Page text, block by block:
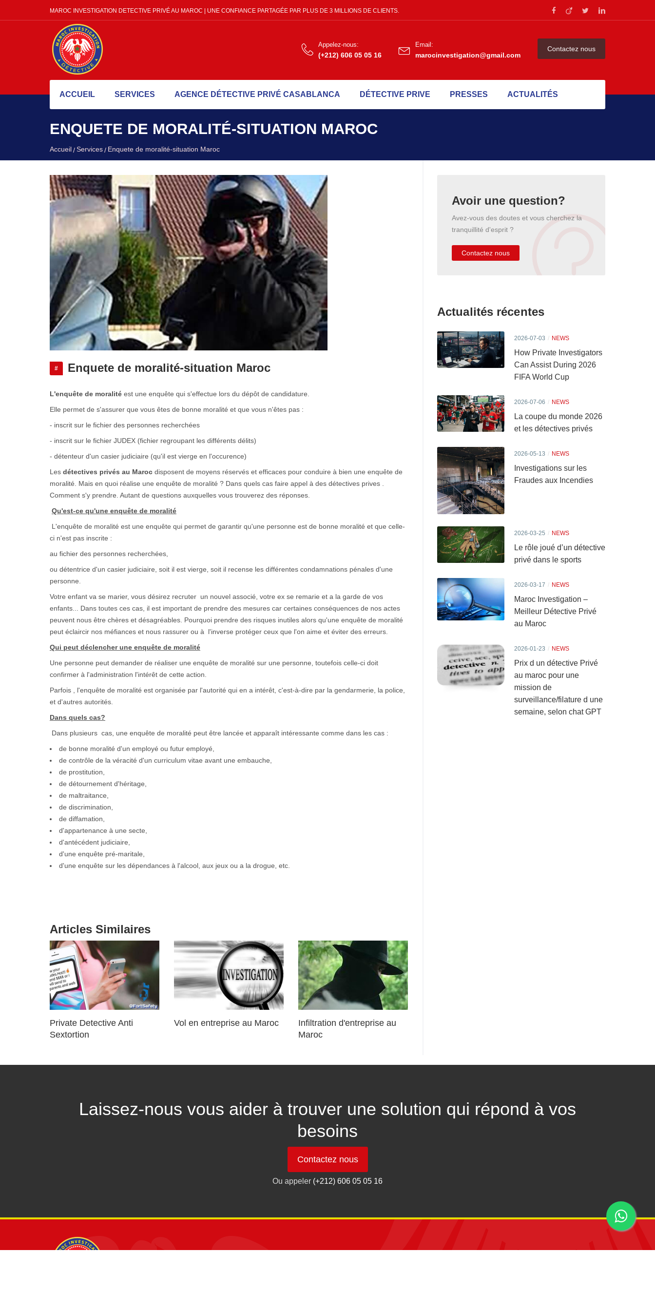
MAROC INVESTIGATION DETECTIVE PRIVÉ AU MAROC | UNE CONFIANCE PARTAGÉE PAR PLUS DE 3 MILLIONS DE CLIENTS.
Appelez-nous:
(+212) 606 05 05 16
Email:
marocinvestigation@gmail.com
Contactez nous
ACCUEIL SERVICES AGENCE DÉTECTIVE PRIVÉ CASABLANCA DÉTECTIVE PRIVE PRESSES ACTUALITÉS
ENQUETE DE MORALITÉ-SITUATION MAROC
Accueil Services Enquete de moralité-situation Maroc
# Enquete de moralité-situation Maroc
L'enquête de moralité est une enquête qui s'effectue lors du dépôt de candidature.
Elle permet de s'assurer que vous êtes de bonne moralité et que vous n'êtes pas :
- inscrit sur le fichier des personnes recherchées
- inscrit sur le fichier JUDEX (fichier regroupant les différents délits)
- détenteur d'un casier judiciaire (qu'il est vierge en l'occurence)
Les détectives privés au Maroc disposent de moyens réservés et efficaces pour conduire à bien une enquête de
moralité. Mais en quoi réalise une enquête de moralité ? Dans quels cas faire appel à des détectives prives .
Comment s'y prendre. Autant de questions auxquelles vous trouverez des réponses.
Qu'est-ce qu'une enquête de moralité
L'enquête de moralité est une enquête qui permet de garantir qu'une personne est de bonne moralité et que celle-
ci n'est pas inscrite :
au fichier des personnes recherchées,
ou détentrice d'un casier judiciaire, soit il est vierge, soit il recense les différentes condamnations pénales d'une
personne.
Votre enfant va se marier, vous désirez recruter un nouvel associé, votre ex se remarie et a la garde de vos
enfants... Dans toutes ces cas, il est important de prendre des mesures car certaines conséquences de nos actes
peuvent nous être chères et désagréables. Pourquoi prendre des risques inutiles alors qu'une enquête de moralité
peut éclaircir nos méfiances et nous rassurer ou à l'inverse protéger ceux que l'on aime et éviter des erreurs.
Qui peut déclencher une enquête de moralité
Une personne peut demander de réaliser une enquête de moralité sur une personne, toutefois celle-ci doit
confirmer à l'administration l'intérêt de cette action.
Parfois , l'enquête de moralité est organisée par l'autorité qui en a intérêt, c'est-à-dire par la gendarmerie, la police,
et d'autres autorités.
Dans quels cas?
Dans plusieurs cas, une enquête de moralité peut être lancée et apparaît intéressante comme dans les cas :
de bonne moralité d'un employé ou futur employé,
de contrôle de la véracité d'un curriculum vitae avant une embauche,
de prostitution,
de détournement d'héritage,
de maltraitance,
de discrimination,
de diffamation,
d'appartenance à une secte,
d'antécédent judiciaire,
d'une enquête pré-maritale,
d'une enquête sur les dépendances à l'alcool, aux jeux ou a la drogue, etc.
Articles Similaires
Private Detective Anti
Sextortion
Vol en entreprise au Maroc
Infiltration d'entreprise au
Maroc
Avoir une question?
Avez-vous des doutes et vous cherchez la
tranquillité d'esprit ?
Contactez nous
Actualités récentes
2026-07-03 NEWS
How Private Investigators
Can Assist During 2026
FIFA World Cup
2026-07-06 NEWS
La coupe du monde 2026
et les détectives privés
2026-05-13 NEWS
Investigations sur les
Fraudes aux Incendies
2026-03-25 NEWS
Le rôle joué d’un détective
privé dans le sports
2026-03-17 NEWS
Maroc Investigation –
Meilleur Détective Privé
au Maroc
2026-01-23 NEWS
Prix d un détective Privé
au maroc pour une
mission de
surveillance/filature d une
semaine, selon chat GPT
Laissez-nous vous aider à trouver une solution qui répond à vos
besoins
Contactez nous
Ou appeler (+212) 606 05 05 16